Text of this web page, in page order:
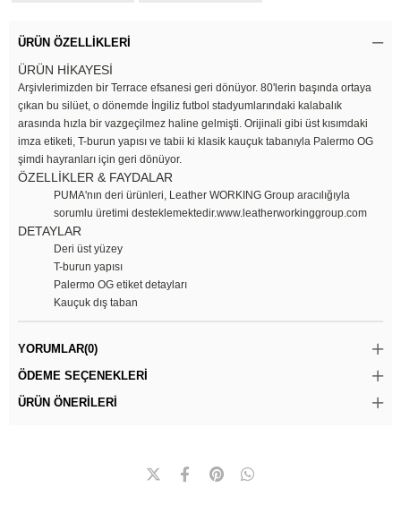
ÜRÜN ÖZELLIKLERI
ÜRÜN HİKAYESİ
Arşivlerimizden bir Terrace efsanesi geri dönüyor. 80'lerin başında ortaya
çıkan bu silüet, o dönemde İngiliz futbol stadyumlarındaki kalabalık
arasında hızla bir vazgeçilmez haline gelmişti. Orijinali gibi üst kısımdaki
imza etiketi, T-burun yapısı ve tabii ki klasik kauçuk tabanıyla Palermo OG
şimdi hayranları için geri dönüyor.
ÖZELLİKLER & FAYDALAR
PUMA'nın deri ürünleri, Leather WORKING Group aracılığıyla
sorumlu üretimi desteklemektedir.www.leatherworkinggroup.com
DETAYLAR
Deri üst yüzey
T-burun yapısı
Palermo OG etiket detayları
Kauçuk dış taban
YORUMLAR(0)
ÖDEME SEÇENEKLERI
ÜRÜN ÖNERILERI